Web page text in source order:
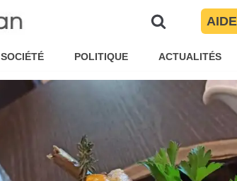
SOCIÉTÉ POLITIQUE ACTUALITÉS
Idhir Baha Loisirs